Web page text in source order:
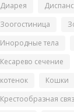
Диарея
Зоогостиница
Инородные тела
Кесарево сечение
котенок
Кошки
Крестообразная